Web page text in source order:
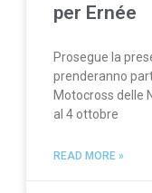
per Ernée
Prosegue la
prenderanno
Motocross delle
al 4 ottobre
READ MORE »